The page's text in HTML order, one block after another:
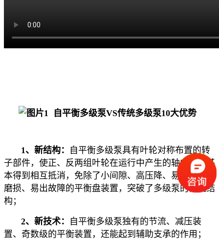
自平衡多级泵VS传统多级泵10大优势
1、新结构：
自平衡多级泵具有叶轮对称布置的转
子部件，使正、反两组叶轮在运行中产生的轴向推力基
本得到相互抵消，免除了小间隙、高压降、易冲刷、易
磨损、易出故障的平衡盘装置，突破了多级泵的传统结
构；
2、新技术：
自平衡多级泵独有的节流、减压装
置、奇数级的平衡装置，还能起到辅助支承的作用；